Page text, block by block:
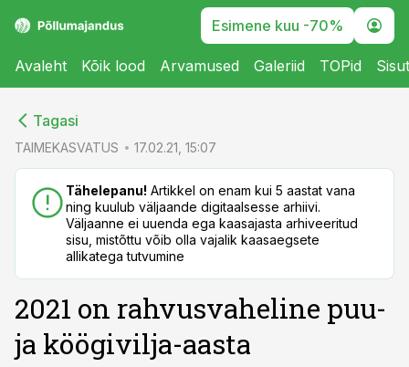
Esimene kuu -70%
Avaleht Kõik lood Arvamused Galeriid TOPid
Tagasi
TAIMEKASVATUS 17.02.21, 15:07
Tähelepanu! Artikkel on enam kui 5 aastat vana
ning kuulub väljaande digitaalsesse arhiivi.
Väljaanne ei uuenda ega kaasajasta arhiveeritud
sisu, mistõttu võib olla vajalik kaasaegsete
allikatega tutvumine
2021 on rahvusvaheline puu-
ja köögivilja-aasta